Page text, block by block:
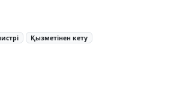
Қызметінен кету